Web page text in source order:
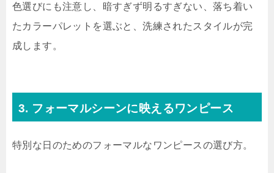
色選びにも注意し、暗すぎず明るすぎない、落ち着い
たカラーパレットを選ぶと、洗練されたスタイルが完
成します。
3. フォーマルシーンに映えるワンピース
特別な日のためのフォーマルなワンピースの選び方。